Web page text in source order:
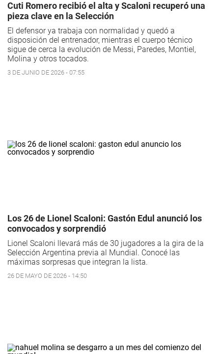
Cuti Romero recibió el alta y Scaloni recuperó una
pieza clave en la Selección
El defensor ya trabaja con normalidad y quedó a
disposición del entrenador, mientras el cuerpo técnico
sigue de cerca la evolución de Messi, Paredes, Montiel,
Molina y otros tocados.
3 DE JUNIO DE 2026 - 07:55
Los 26 de Lionel Scaloni: Gastón Edul anunció los
convocados y sorprendió
Lionel Scaloni llevará más de 30 jugadores a la gira de la
Selección Argentina previa al Mundial. Conocé las
máximas sorpresas que integran la lista.
26 DE MAYO DE 2026 - 14:50